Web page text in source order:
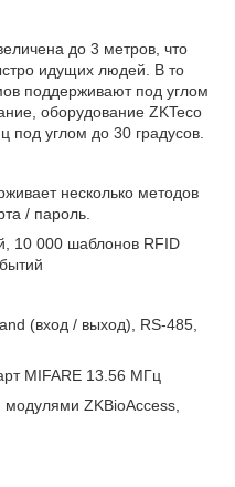
до 3 метров, что
идущих людей. В то
поддерживают под углом
оборудование ZKTeco
под углом до 30 градусов.
несколько методов
/ пароль.
10 000 шаблонов RFID
(вход / выход), RS-485,
MIFARE 13.56 МГц
ZKBioAccess,